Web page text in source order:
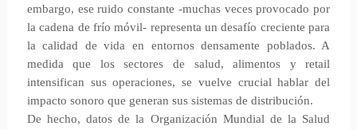
embargo, ese ruido constante -muchas veces provocado por
la cadena de frío móvil- representa un desafío creciente para
la calidad de vida en entornos densamente poblados. A
medida que los sectores de salud, alimentos y retail
intensifican sus operaciones, se vuelve crucial hablar del
impacto sonoro que generan sus sistemas de distribución.
De hecho, datos de la Organización Mundial de la Salud